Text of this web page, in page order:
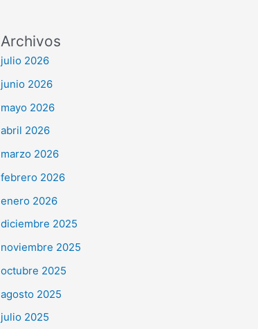
Archivos
julio 2026
junio 2026
mayo 2026
abril 2026
marzo 2026
febrero 2026
enero 2026
diciembre 2025
noviembre 2025
octubre 2025
agosto 2025
julio 2025